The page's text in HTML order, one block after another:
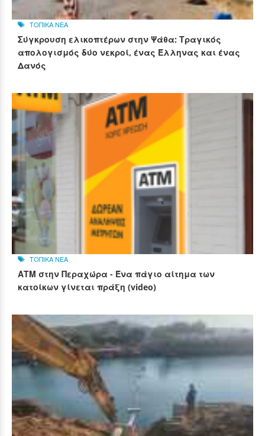
ΤΟΠΙΚΑ ΝΕΑ
Σύγκρουση ελικοπτέρων στην Ψάθα: Τραγικός
απολογισμός δύο νεκροί, ένας Έλληνας και ένας
Δανός
ΤΟΠΙΚΑ ΝΕΑ
ΑΤΜ στην Περαχώρα - Ένα πάγιο αίτημα των
κατοίκων γίνεται πράξη (video)